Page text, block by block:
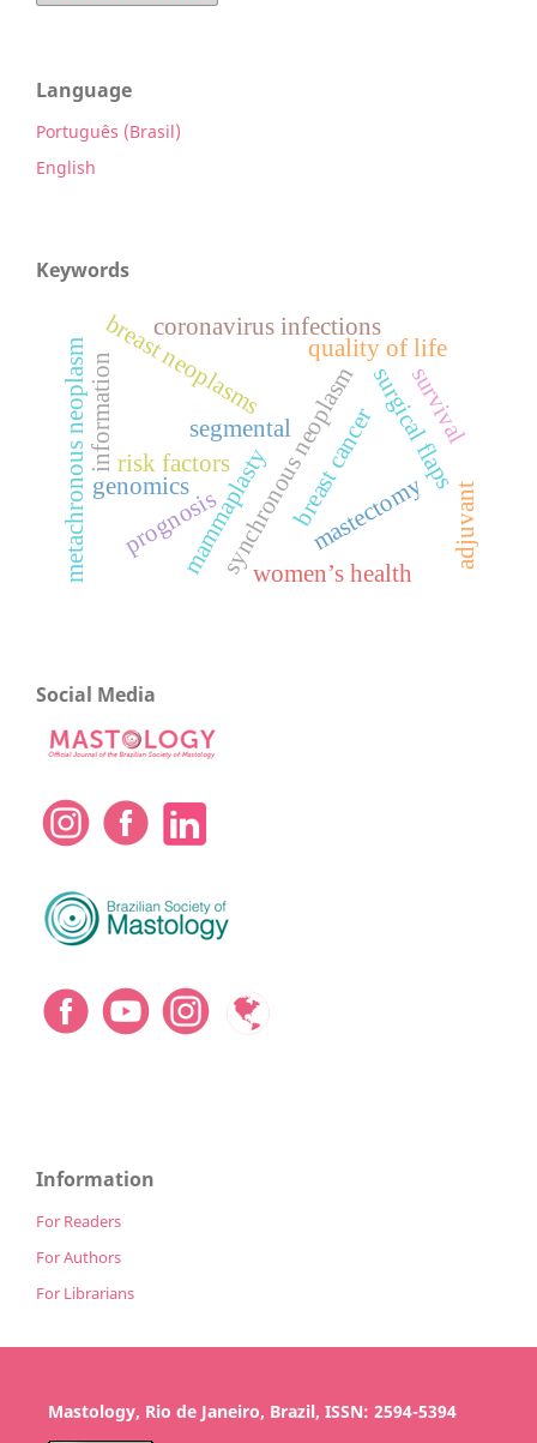
Language
Português (Brasil)
English
Keywords
breast neoplasmssynchronous neoplasm
metachronous neoplasm breast cancer
coronavirus infections
quality of life
surgical flaps
mastectomy
segmental
mammaplasty
risk factors
women’s health
prognosis
survival
information
genomics adjuvant
Social Media
Information
For Readers
For Authors
For Librarians
Mastology, Rio de Janeiro, Brazil, ISSN: 2594-5394